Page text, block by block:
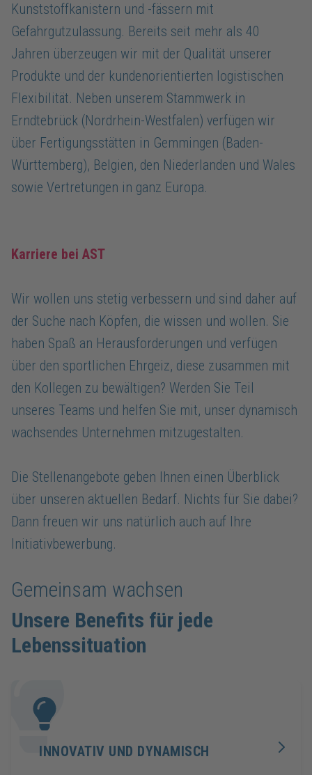
Kunststoffkanistern und -fässern mit
Gefahrgutzulassung. Bereits seit mehr als 40
Jahren überzeugen wir mit der Qualität unserer
Produkte und der kundenorientierten logistischen
Flexibilität. Neben unserem Stammwerk in
Erndtebrück (Nordrhein-Westfalen) verfügen wir
über Fertigungsstätten in Gemmingen (Baden-
Württemberg), Belgien, den Niederlanden und Wales
sowie Vertretungen in ganz Europa.
Karriere bei AST
Wir wollen uns stetig verbessern und sind daher auf
der Suche nach Köpfen, die wissen und wollen. Sie
haben Spaß an Herausforderungen und verfügen
über den sportlichen Ehrgeiz, diese zusammen mit
den Kollegen zu bewältigen? Werden Sie Teil
unseres Teams und helfen Sie mit, unser dynamisch
wachsendes Unternehmen mitzugestalten.
Die Stellenangebote geben Ihnen einen Überblick
über unseren aktuellen Bedarf. Nichts für Sie dabei?
Dann freuen wir uns natürlich auch auf Ihre
Initiativbewerbung.
Gemeinsam wachsen
Unsere Benefits für jede
Lebenssituation
INNOVATIV UND DYNAMISCH